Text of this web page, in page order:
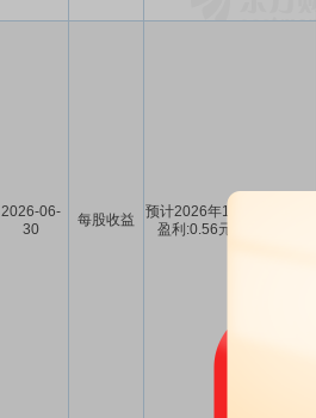
2026-06-
30
每股收益
预计2026年1-6月每股收益
盈利:0.56元至0.64元。